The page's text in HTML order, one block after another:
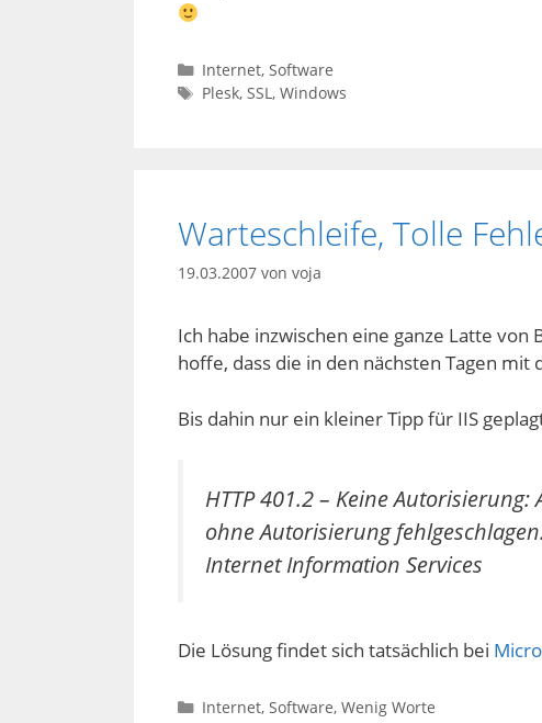
Kategorien
Internet, Software
Schlagwörter
Plesk, SSL, Windows
Warteschleife, Tolle
19.03.2007 von voja
Ich habe inzwischen eine ganze Latte
hoffe, dass die in den nächsten Tagen
Bis dahin nur ein kleiner Tipp für IIS
HTTP 401.2 – Keine
ohne Autorisierung fehlgeschlagen.
Internet Information Services
Die Lösung findet sich tatsächlich bei
Kategorien
Internet, Software, Wenig Worte